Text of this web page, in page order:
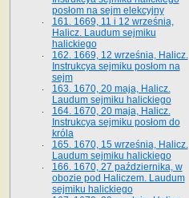
posłom na sejm elekcyjny
161. 1669, 11 i 12 września,
Halicz. Laudum sejmiku
halickiego
162. 1669, 12 września, Halicz.
Instrukcya sejmiku posłom na
sejm
163. 1670, 20 maja, Halicz.
Laudum sejmiku halickiego
164. 1670, 20 maja, Halicz.
Instrukcya sejmiku posłom do
króla
165. 1670, 15 września, Halicz.
Laudum sejmiku halickiego
166. 1670, 27 października, w
obozie pod Haliczem. Laudum
sejmiku halickiego